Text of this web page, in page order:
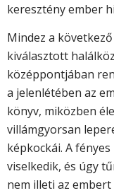
keresztény ember
Mindez a
kiválasztott
középpontjában
a jelenlétében az
könyv, miközben
villámgyorsan
képkockái. A
viselkedik, és úgy
nem illeti az